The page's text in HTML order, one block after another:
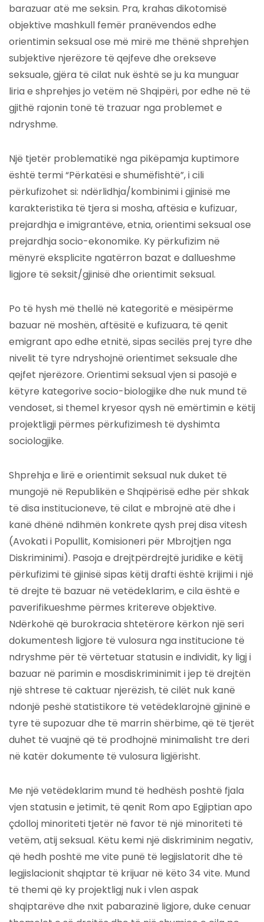
barazuar atë me seksin. Pra, krahas dikotomisë
objektive mashkull femër pranëvendos edhe
orientimin seksual ose më mirë me thënë shprehjen
subjektive njerëzore të qejfeve dhe orekseve
seksuale, gjëra të cilat nuk është se ju ka munguar
liria e shprehjes jo vetëm në Shqipëri, por edhe në të
gjithë rajonin tonë të trazuar nga problemet e
ndryshme.
Një tjetër problematikë nga pikëpamja kuptimore
është termi “Përkatësi e shumëfishtë”, i cili
përkufizohet si: ndërlidhja/kombinimi i gjinisë me
karakteristika të tjera si mosha, aftësia e kufizuar,
prejardhja e imigrantëve, etnia, orientimi seksual ose
prejardhja socio-ekonomike. Ky përkufizim në
mënyrë eksplicite ngatërron bazat e dallueshme
ligjore të seksit/gjinisë dhe orientimit seksual.
Po të hysh më thellë në kategoritë e mësipërme
bazuar në moshën, aftësitë e kufizuara, të qenit
emigrant apo edhe etnitë, sipas secilës prej tyre dhe
nivelit të tyre ndryshojnë orientimet seksuale dhe
qejfet njerëzore. Orientimi seksual vjen si pasojë e
këtyre kategorive socio-biologjike dhe nuk mund të
vendoset, si themel kryesor qysh në emërtimin e këtij
projektligji përmes përkufizimesh të dyshimta
sociologjike.
Shprehja e lirë e orientimit seksual nuk duket të
mungojë në Republikën e Shqipërisë edhe për shkak
të disa institucioneve, të cilat e mbrojnë atë dhe i
kanë dhënë ndihmën konkrete qysh prej disa vitesh
(Avokati i Popullit, Komisioneri për Mbrojtjen nga
Diskriminimi). Pasoja e drejtpërdrejtë juridike e këtij
përkufizimi të gjinisë sipas këtij drafti është krijimi i një
të drejte të bazuar në vetëdeklarim, e cila është e
paverifikueshme përmes kritereve objektive.
Ndërkohë që burokracia shtetërore kërkon një seri
dokumentesh ligjore të vulosura nga institucione të
ndryshme për të vërtetuar statusin e individit, ky ligj i
bazuar në parimin e mosdiskriminimit i jep të drejtën
një shtrese të caktuar njerëzish, të cilët nuk kanë
ndonjë peshë statistikore të vetëdeklarojnë gjininë e
tyre të supozuar dhe të marrin shërbime, që të tjerët
duhet të vuajnë që të prodhojnë minimalisht tre deri
në katër dokumente të vulosura ligjërisht.
Me një vetëdeklarim mund të hedhësh poshtë fjala
vjen statusin e jetimit, të qenit Rom apo Egjiptian apo
çdolloj minoriteti tjetër në favor të një minoriteti të
vetëm, atij seksual. Këtu kemi një diskriminim negativ,
që hedh poshtë me vite punë të legjislatorit dhe të
legjislacionit shqiptar të krijuar në këto 34 vite. Mund
të themi që ky projektligj nuk i vlen aspak
shqiptarëve dhe nxit pabarazinë ligjore, duke cenuar